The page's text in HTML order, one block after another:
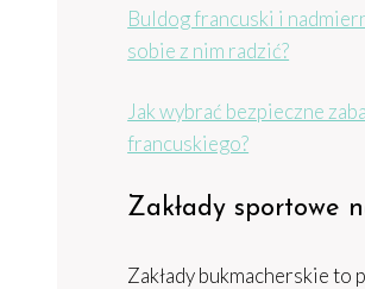
Buldog francuski i
sobie z nim radzić?
Jak wybrać bezpieczne
francuskiego?
Zakłady sportowe
Zakłady bukmacherskie to